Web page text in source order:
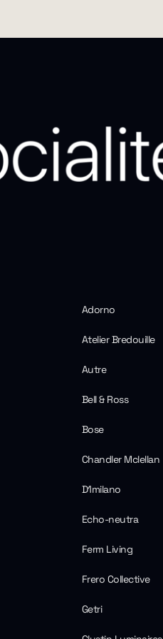
Adorno
Atelier Bredouille
Autre
Bell & Ross
Bose
Chandler Mclellan
D1milano
Echo-neutra
Ferm Living
Frero Collective
Getri